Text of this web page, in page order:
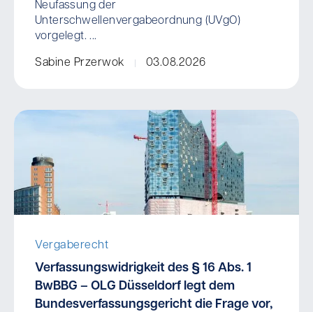
Neufassung der
Unterschwellenvergabeordnung (UVgO)
vorgelegt. ...
Sabine Przerwok 03.08.2026
Vergaberecht
Verfassungswidrigkeit des § 16 Abs. 1
BwBBG – OLG Düsseldorf legt dem
Bundesverfassungsgericht die Frage vor,